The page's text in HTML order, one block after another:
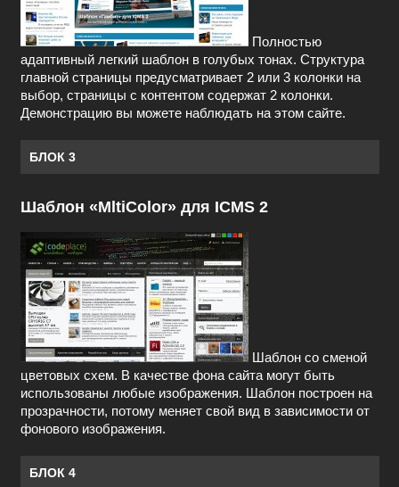
Полностью
адаптивный легкий шаблон в голубых тонах. Структура
главной страницы предусматривает 2 или 3 колонки на
выбор, страницы с контентом содержат 2 колонки.
Демонстрацию вы можете наблюдать на этом сайте.
БЛОК 3
Шаблон «MltiColor» для ICMS 2
Шаблон со сменой
цветовых схем. В качестве фона сайта могут быть
использованы любые изображения. Шаблон построен на
прозрачности, потому меняет свой вид в зависимости от
фонового изображения.
БЛОК 4